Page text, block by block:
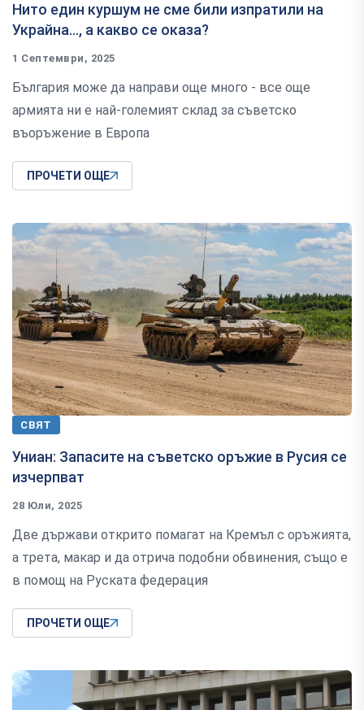
Нито един куршум не сме били изпратили на
Украйна..., а какво се оказа?
1 Септември, 2025
България може да направи още много - все още
армията ни е най-големият склад за съветско
въоръжение в Европа
ПРОЧЕТИ ОЩЕ
СВЯТ
Униан: Запасите на съветско оръжие в Русия се
изчерпват
28 Юли, 2025
Две държави открито помагат на Кремъл с оръжията,
а трета, макар и да отрича подобни обвинения, също е
в помощ на Руската федерация
ПРОЧЕТИ ОЩЕ